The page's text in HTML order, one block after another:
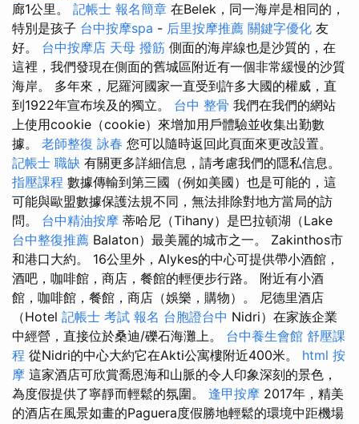
廊1公里。 記帳士 報名簡章 在Belek，同一海岸是相同的，
特別是孩子 台中按摩spa - 后里按摩推薦 關鍵字優化 友
好。 台中按摩店 天母 撥筋 側面的海岸線也是沙質的，在
這裡，我們發現在側面的舊城區附近有一個非常緩慢的沙質
海岸。 多年來，尼羅河國家一直受到許多大國的權威，直
到1922年宣布埃及的獨立。 台中 整骨 我們在我們的網站
上使用cookie（cookie）來增加用戶體驗並收集出勤數
據。 老師整復 詠春 您可以隨時返回此頁面來更改設置。
記帳士 職缺 有關更多詳細信息，請考慮我們的隱私信息。
指壓課程 數據傳輸到第三國（例如美國）也是可能的，這
可能與歐盟數據保護法規不同，無法排除對地方當局的訪
問。 台中精油按摩 蒂哈尼（Tihany）是巴拉頓湖（Lake
台中整復推薦 Balaton）最美麗的城市之一。 Zakinthos市
和港口大約。 16公里外，Alykes的中心可提供帶小酒館，
酒吧，咖啡館，商店，餐館的輕便步行路。 附近有小酒
館，咖啡館，餐館，商店（娛樂，購物）。 尼德里酒店
（Hotel 記帳士 考試 報名 台胞證台中 Nidri）在家族企業
中經營，直接位於桑迪/礫石海灘上。 台中養生會館 舒壓課
程 從Nidri的中心大約它在Akti公寓樓附近400米。 html 按
摩 這家酒店可欣賞喬恩海和山脈的令人印象深刻的景色，
為度假提供了寧靜而輕鬆的氛圍。 逢甲按摩 2017年，精美
的酒店在風景如畫的Paguera度假勝地輕鬆的環境中距機場